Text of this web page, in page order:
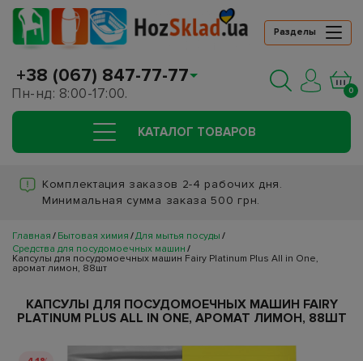
Разделы
+38 (067) 847-77-77
Пн-нд: 8:00-17:00. 0
КАТАЛОГ ТОВАРОВ
Комплектация заказов 2-4 рабочих дня.
Минимальная сумма заказа 500 грн.
Главная Бытовая химия Для мытья посуды
Средства для посудомоечных машин
Капсулы для посудомоечных машин Fairy Platinum Plus All in One,
аромат лимон, 88шт
КАПСУЛЫ ДЛЯ ПОСУДОМОЕЧНЫХ МАШИН FAIRY
PLATINUM PLUS ALL IN ONE, АРОМАТ ЛИМОН, 88ШТ